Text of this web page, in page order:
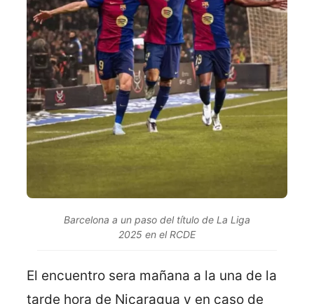
Barcelona a un paso del título de La Liga
2025 en el RCDE
El encuentro sera mañana a la una de la
tarde hora de Nicaragua y en caso de